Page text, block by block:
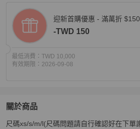
迎新首購優惠 - 滿萬折 $150
-TWD 150
最低消費： TWD 10,000
有效期限： 2026-09-08
關於商品
關於Balenciaga巴黎世家 Activewear
尺碼xs/s/m/l(尺碼問題請自行確認好在下單